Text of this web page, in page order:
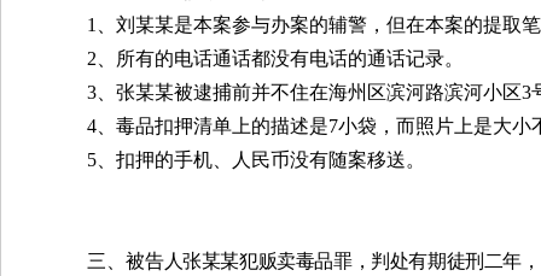
1
、刘某某是本案参与办案的辅警，但在本案的提取
2 、所有的电话通话都没有电话的通话记录。
3 、张某某被逮捕前并不住在海州区滨河路滨河小区3
4 、毒品扣押清单上的描述是7小袋，而照片上是大小
5 、扣押的手机、人民币没有随案移送。
三、被告人张某某犯贩卖毒品罪，判处有期徒刑二年